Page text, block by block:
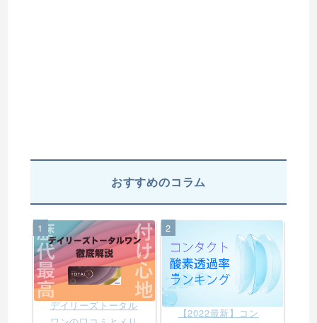
おすすめのコラム
1
デイリーズトータル
2
【2022最新】コン